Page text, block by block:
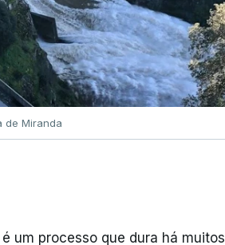
de Miranda
um processo que dura há muitos